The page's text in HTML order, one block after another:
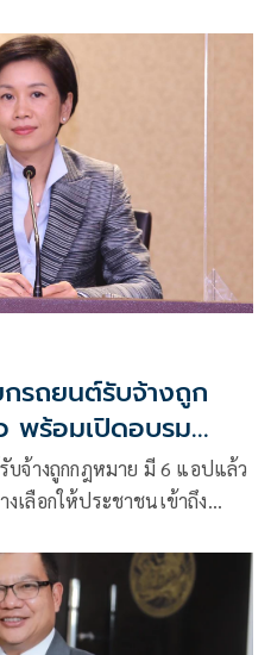
กรถยนต์รับจ้างถูก
พร้อมเปิดอบรม
บจ้างถูกกฎหมาย มี 6 แอปแล้ว
เลือกให้ประชาชนเข้าถึง